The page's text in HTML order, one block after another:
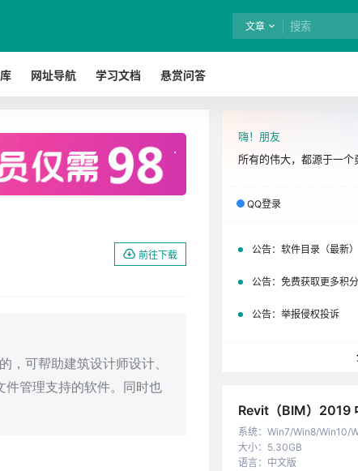
文章
网址导航 学习文档 悬赏问答
. 全站终身免费下载！ 立即开通
前往下载
，可帮助建筑设计师设计、
件管理支持的软件。同时也
嗨！朋友
所有的伟大，都源于一个
QQ登录
公告： 软件目录（最新）
公告： 免费获取更多积分
公告： 举报侵权投诉
Revit（BIM）2019
系统： Win7/Win8/Win10/
大小： 5.30GB
语言： 中文版